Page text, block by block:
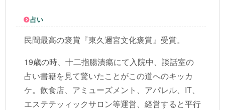
占い
民間最高の褒賞『東久邇宮文化褒賞』受賞。
19歳の時、十二指腸潰瘍にて入院中、談話室の
占い書籍を見て驚いたことがこの道へのキッカ
ケ。飲食店、アミューズメント、アパレル、IT、
エステテッィックサロン等運営、経営すると平行